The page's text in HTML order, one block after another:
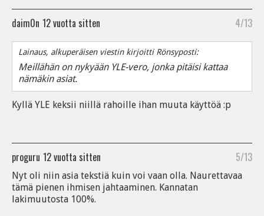
daim0n 12 vuotta sitten 4/13
Lainaus, alkuperäisen viestin kirjoitti Rönsyposti:
Meillähän on nykyään YLE-vero, jonka pitäisi kattaa
nämäkin asiat.
Kyllä YLE keksii niillä rahoille ihan muuta käyttöä :p
proguru 12 vuotta sitten 5/13
Nyt oli niin asia tekstiä kuin voi vaan olla. Naurettavaa
tämä pienen ihmisen jahtaaminen. Kannatan
lakimuutosta 100%.